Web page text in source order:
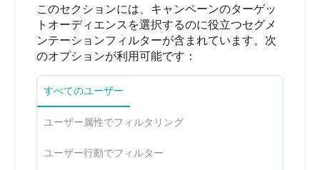
このセクションには、キャンペーンのターゲッ
トオーディエンスを選択するのに役立つセグメ
ンテーションフィルターが含まれています。次
のオプションが利用可能です：
すべてのユーザー
ユーザー属性でフィルタリング
ユーザー行動でフィルター